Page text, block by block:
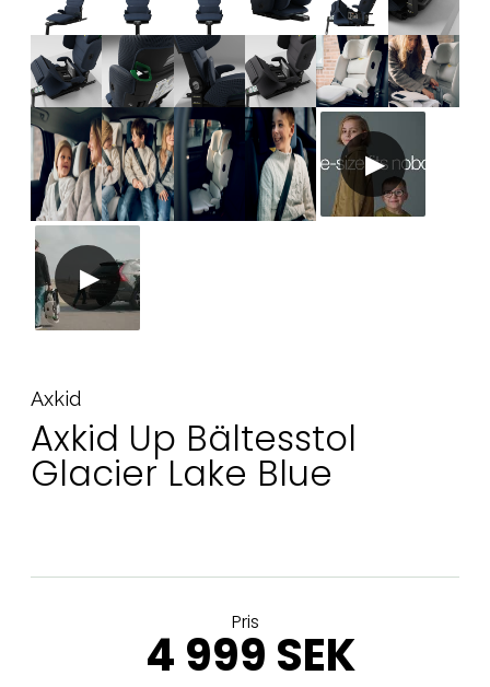
Axkid
Axkid Up Bältesstol
Glacier Lake Blue
Pris
4 999 SEK
Sol och bad Outlet
Guider
Kontakta oss
Uthyrning Vår butik